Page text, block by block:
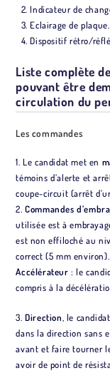
Indicateur de
Eclairage de plaque.
Dispositif rétro/
Liste complète
pouvant être
circulation du
Les commandes
1. Le candidat met en
témoins d’alerte et
coupe-circuit (arrêt
2.Commandes
utilisée est à
est non effiloché au
correct (5 mm environ).
Accélérateur : le
compris à la
3.Direction, le
dans la direction sans
avant et faire tourner
avoir de point de